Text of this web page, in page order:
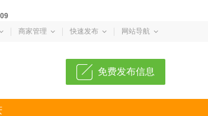
商家管理 快速发布 网站导航
免费发布信息